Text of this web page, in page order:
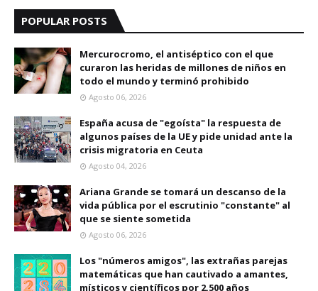
POPULAR POSTS
Mercurocromo, el antiséptico con el que
curaron las heridas de millones de niños en
todo el mundo y terminó prohibido
Agosto 06, 2026
España acusa de "egoísta" la respuesta de
algunos países de la UE y pide unidad ante la
crisis migratoria en Ceuta
Agosto 04, 2026
Ariana Grande se tomará un descanso de la
vida pública por el escrutinio "constante" al
que se siente sometida
Agosto 06, 2026
Los "números amigos", las extrañas parejas
matemáticas que han cautivado a amantes,
místicos y científicos por 2.500 años